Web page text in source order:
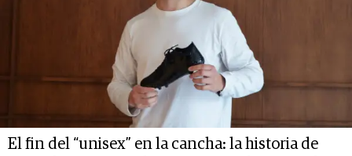
El fin del “unisex” en la cancha: la historia de